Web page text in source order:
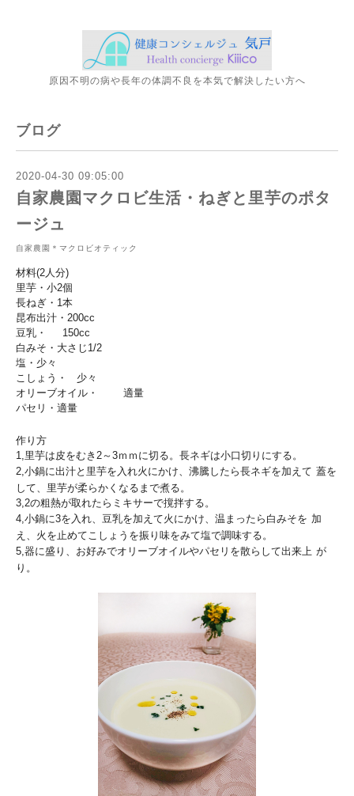
原因不明の病や長年の体調不良を本気で解決したい方へ
ブログ
2020-04-30 09:05:00
自家農園マクロビ生活・ねぎと里芋のポタ
ージュ
自家農園＊マクロビオティック
材料(2人分)
里芋・小2個
長ねぎ・1本
昆布出汁・200cc
豆乳・ 150cc
白みそ・大さじ1/2
塩・少々
こしょう・ 少々
オリーブオイル・ 適量
パセリ・適量
作り方
1,里芋は皮をむき2～3ｍｍに切る。長ネギは小口切りにする。
2,小鍋に出汁と里芋を入れ火にかけ、沸騰したら長ネギを加えて 蓋を
して、里芋が柔らかくなるまで煮る。
3,2の粗熱が取れたらミキサーで撹拌する。
4,小鍋に3を入れ、豆乳を加えて火にかけ、温まったら白みそを 加
え、火を止めてこしょうを振り味をみて塩で調味する。
5,器に盛り、お好みでオリーブオイルやパセリを散らして出来上 が
り。